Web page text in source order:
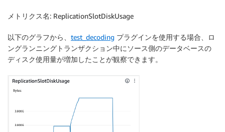
メトリクス名: ReplicationSlotDiskUsage
以下のグラフから、 test_decoding プラグインを使用する場合、ロ
ングランニングトランザクション中にソース側のデータベースの
ディスク使用量が増加したことが観察できます。